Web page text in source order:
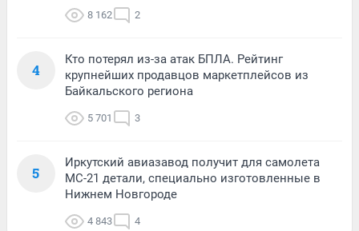
8 162 2
4
Кто потерял из-за атак БПЛА. Рейтинг
крупнейших продавцов маркетплейсов из
Байкальского региона
5 701 3
5
Иркутский авиазавод получит для самолета
МС-21 детали, специально изготовленные в
Нижнем Новгороде
4 843 4